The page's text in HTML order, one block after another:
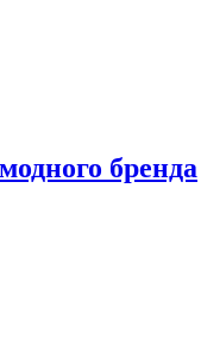
бренда